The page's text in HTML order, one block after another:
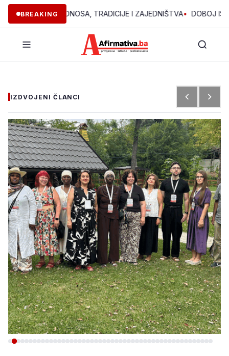
BREAKING
PONOSA, TRADICIJE I ZAJEDNIŠTVA• DOBOJ ISTOK:
IZDVOJENI ČLANCI